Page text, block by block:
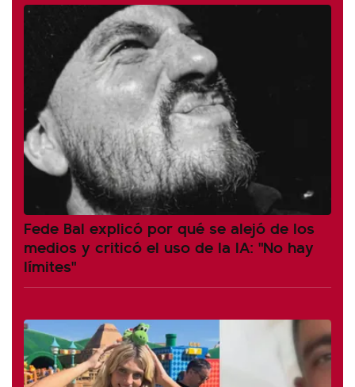
Fede Bal explicó por qué se alejó de los
medios y criticó el uso de la IA: "No hay
límites"